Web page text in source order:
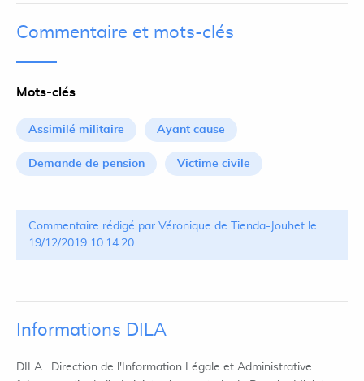
Commentaire et mots-clés
Mots-clés
Assimilé militaire Ayant cause
Demande de pension Victime civile
Commentaire rédigé par Véronique de Tienda-Jouhet le
19/12/2019 10:14:20
Informations DILA
DILA : Direction de l'Information Légale et Administrative